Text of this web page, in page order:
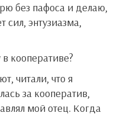
без пафоса и делаю,
сил, энтузиазма,
кооперативе?
читали, что я
за кооператив,
мой отец. Когда